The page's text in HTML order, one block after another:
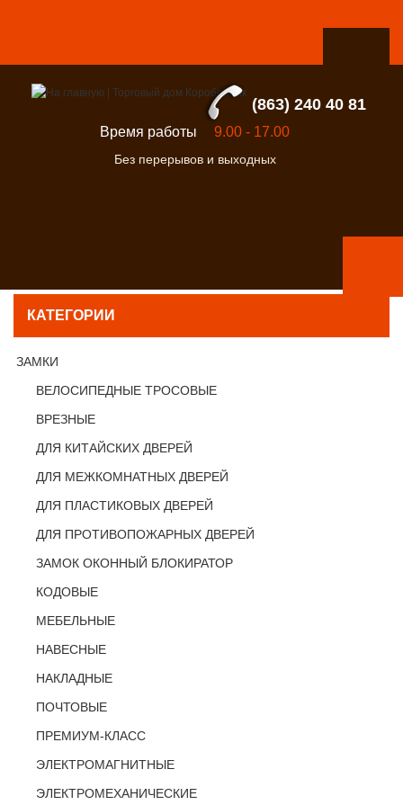
(863) 240 40 81
Время работы 9.00 - 17.00
Без перерывов и выходных
КАТЕГОРИИ
ЗАМКИ
ВЕЛОСИПЕДНЫЕ ТРОСОВЫЕ
ВРЕЗНЫЕ
ДЛЯ КИТАЙСКИХ ДВЕРЕЙ
ДЛЯ МЕЖКОМНАТНЫХ ДВЕРЕЙ
ДЛЯ ПЛАСТИКОВЫХ ДВЕРЕЙ
ДЛЯ ПРОТИВОПОЖАРНЫХ ДВЕРЕЙ
ЗАМОК ОКОННЫЙ БЛОКИРАТОР
КОДОВЫЕ
МЕБЕЛЬНЫЕ
НАВЕСНЫЕ
НАКЛАДНЫЕ
ПОЧТОВЫЕ
ПРЕМИУМ-КЛАСС
ЭЛЕКТРОМАГНИТНЫЕ
ЭЛЕКТРОМЕХАНИЧЕСКИЕ